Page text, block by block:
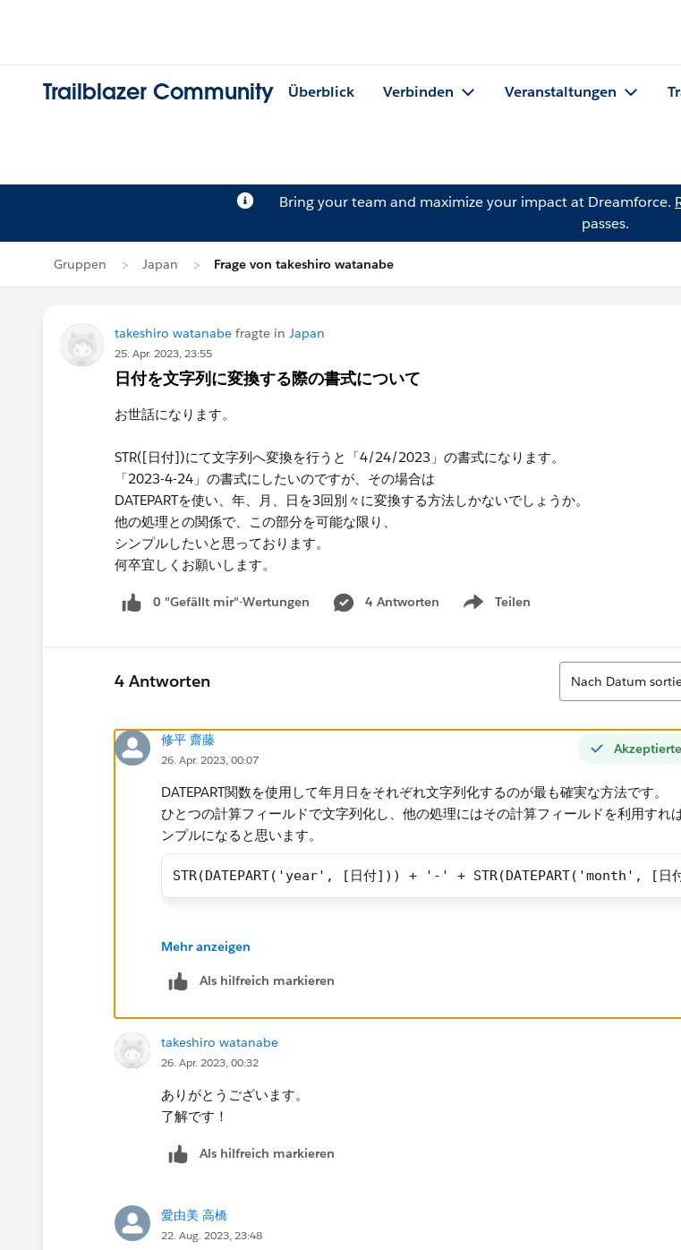
Trailblazer Community Überblick Verbinden Veranstaltungen
Bring your team and maximize your impact at Dreamforce.
passes.
Gruppen Japan Frage von takeshiro watanabe
takeshiro watanabe fragte in Japan
25. Apr. 2023, 23:55
日付を文字列に変換する際の書式について
お世話になります。
STR([日付])にて文字列へ変換を行うと「4/24/2023」の書式になります。
「2023-4-24」の書式にしたいのですが、その場合は
DATEPARTを使い、年、月、日を3回別々に変換する方法しかないでしょうか。
他の処理との関係で、この部分を可能な限り、
シンプルしたいと思っております。
何卒宜しくお願いします。​
0 "Gefällt mir"-Wertungen 4 Antworten Teilen
Show menu
4 Antworten
Sortieren
Nach Datum
修平 齋藤
26. Apr. 2023, 00:07
DATEPART関数を使用して年月日をそれぞれ文字列化するのが最も確実な方法です。
ひとつの計算フィールドで文字列化し、他の処理にはその計算フィールドを利用すれ
ンプルになると思います。
STR(DATEPART('year', [日付])) + '-' + STR(DATEPART('month', [
残念ながらデータベースのformat_date / date_formatのような関数は​Tableauには用意
Mehr anzeigen
Als hilfreich markieren
takeshiro watanabe
26. Apr. 2023, 00:32
ありがとうございます。
了解です！​
Als hilfreich markieren
愛由美 高橋
22. Aug. 2023, 23:48